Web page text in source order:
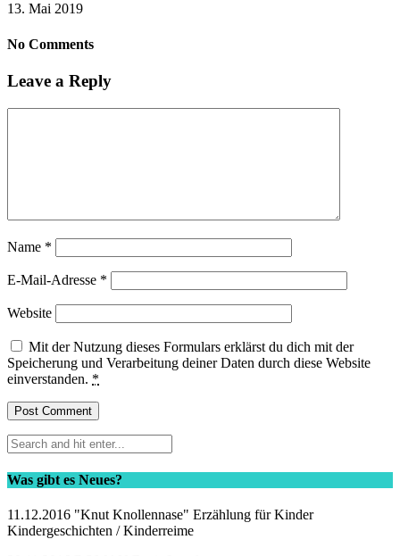
13. Mai 2019
No Comments
Leave a Reply
Name *
E-Mail-Adresse *
Website
Mit der Nutzung dieses Formulars erklärst du dich mit der
Speicherung und Verarbeitung deiner Daten durch diese Website
einverstanden. *
Was gibt es Neues?
11.12.2016 "Knut Knollennase" Erzählung für Kinder
Kindergeschichten / Kinderreime